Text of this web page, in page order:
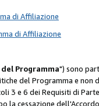
di Affiliazione
di Affiliazione
Programma") sono
del Programma e
3 e 6 dei Requisiti di
la cessazione